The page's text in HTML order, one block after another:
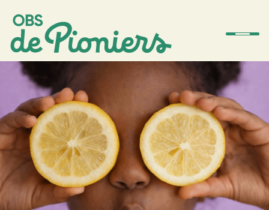
De school
Team
Ouders
Amstelwijs
Contact